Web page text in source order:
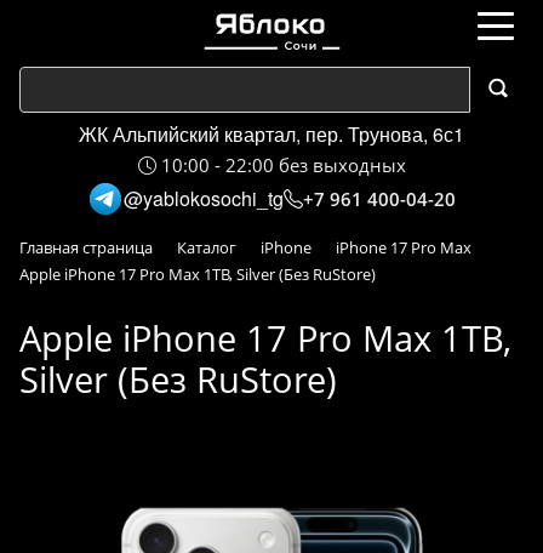
ЖК Альпийский квартал, пер. Трунова, 6с1
10:00 - 22:00 без выходных
@yablokosochi_tg +7 961 400-04-20
Главная страница Каталог iPhone
iPhone 17 Pro Max
Apple iPhone 17 Pro Max 1TB, Silver (Без RuStore)
Apple iPhone 17 Pro Max 1TB,
Silver (Без RuStore)